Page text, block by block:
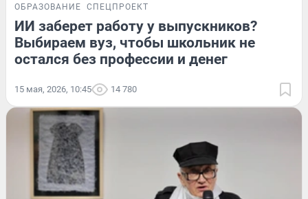
ОБРАЗОВАНИЕ СПЕЦПРОЕКТ
ИИ заберет работу у выпускников?
Выбираем вуз, чтобы школьник не
остался без профессии и денег
15 мая, 2026, 10:45 14 780